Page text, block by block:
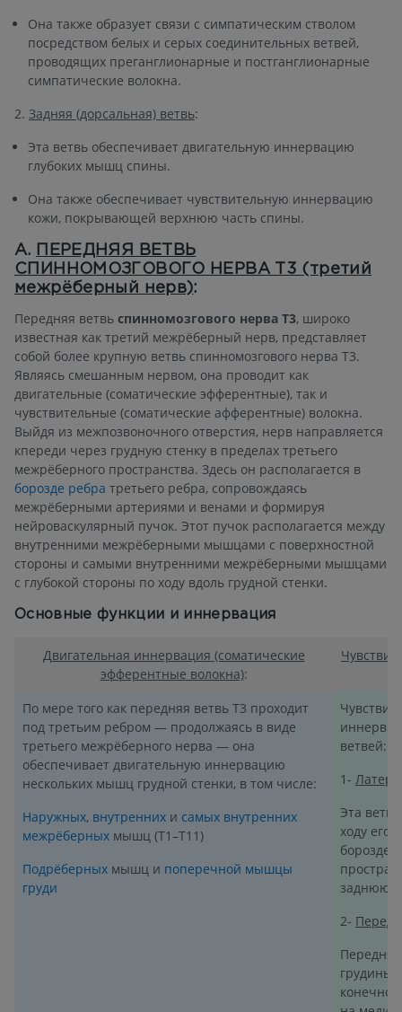
Она также образует связи с симпатическим стволом
посредством белых и серых соединительных ветвей,
проводящих преганглионарные и постганглионарные
симпатические волокна.
2. Задняя (дорсальная) ветвь:
Эта ветвь обеспечивает двигательную иннервацию
глубоких мышц спины.
Она также обеспечивает чувствительную иннервацию
кожи, покрывающей верхнюю часть спины.
А.
ПЕРЕДНЯЯ ВЕТВЬ
СПИННОМОЗГОВОГО НЕРВА T3 (третий
межрёберный нерв):
Передняя ветвь спинномозгового нерва T3, широко
известная как третий межрёберный нерв, представляет
собой более крупную ветвь спинномозгового нерва T3.
Являясь смешанным нервом, она проводит как
двигательные (соматические эфферентные), так и
чувствительные (соматические афферентные) волокна.
Выйдя из межпозвоночного отверстия, нерв направляется
кпереди через грудную стенку в пределах третьего
межрёберного пространства. Здесь он располагается в
борозде ребра третьего ребра, сопровождаясь
межрёберными артериями и венами и формируя
нейроваскулярный пучок. Этот пучок располагается между
внутренними межрёберными мышцами с поверхностной
стороны и самыми внутренними межрёберными мышцами
с глубокой стороны по ходу вдоль грудной стенки.
Основные функции и иннервация
Двигательная иннервация (соматические
эфферентные волокна):
По мере того как передняя ветвь T3 проходит
под третьим ребром — продолжаясь в виде
третьего межрёберного нерва — она
обеспечивает двигательную иннервацию
нескольких мышц грудной стенки, в том числе:
Наружных, внутренних и самых внутренних
межрёберных мышц (T1–T11)
Подрёберных мышц и поперечной мышцы
груди
ветвей:
1-
Эта
ходу его
борозде
заднюю
2-
грудины